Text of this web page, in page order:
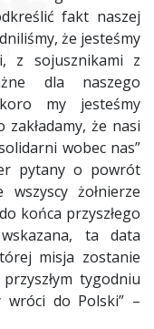
fakt naszej
że jesteśmy
z sojusznikami z
dla naszego
my jesteśmy
że nasi
wobec nas”
pytany o powrót
żołnierze
końca przyszłego
ta data
misja zostanie
tygodniu
wróci do Polski” –